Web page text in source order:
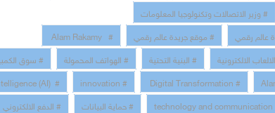
# وزير الاتصالات وتكنولوجيا المعلومات
عالم رقمي
# موقع جريدة عالم رقمي
# Alam Rakamy
الالكترونية # البنية التحتية # الهواتف المحمولة
# سوق
# Digital Transformation
# innovation
# Artificial Intelligence (AI)
# حماية البيانات
# الدفع الالكتروني